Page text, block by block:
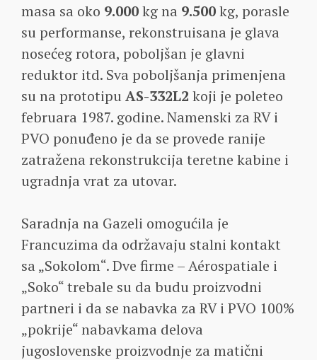
masa sa oko 9.000kg na 9.500kg, porasle
su performanse, rekonstruisana je glava
nosećeg rotora, poboljšan je glavni
reduktor itd. Sva poboljšanja primenjena
su na prototipu AS-332L2 koji je poleteo
februara 1987. godine. Namenski za RV i
PVO ponuđeno je da se provede ranije
zatražena rekonstrukcija teretne kabine i
ugradnja vrat za utovar.
Saradnja na Gazeli omogućila je
Francuzima da održavaju stalni kontakt
sa „Sokolom“. Dve firme – Aérospatiale i
„Soko“ trebale su da budu proizvodni
partneri i da se nabavka za RV i PVO 100%
„pokrije“ nabavkama delova
jugoslovenske proizvodnje za matični